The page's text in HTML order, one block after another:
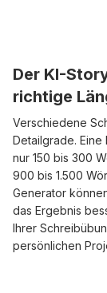
Der KI-
richtige
Verschiedene
Detailgrade.
nur 150 bis 300
900 bis 1.500
Generator
das Ergebnis
Ihrer
persönlichen